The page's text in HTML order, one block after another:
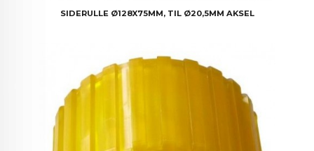
SIDERULLE Ø128X75MM, TIL Ø20,5MM AKSEL